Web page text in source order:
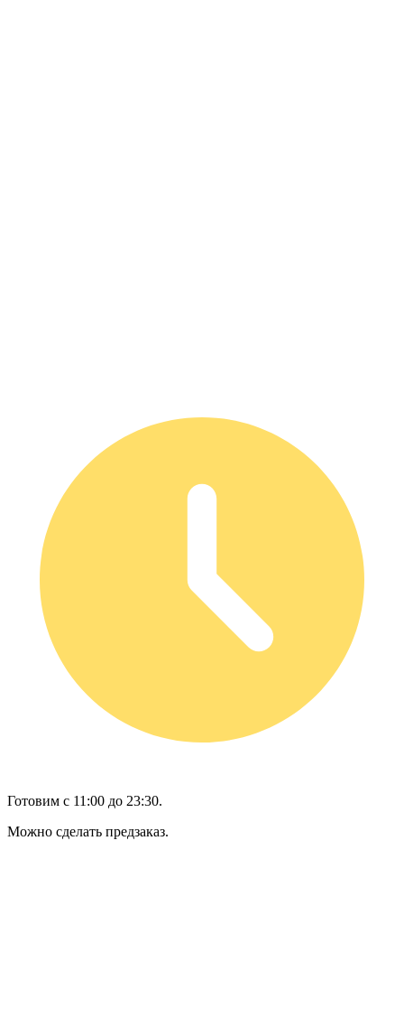
Готовим с 11:00 до 23:30.
Можно сделать предзаказ.